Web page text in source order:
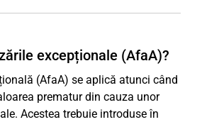
excepționale (AfaA)?
(AfaA) se aplică atunci când
prematur din cauza unor
Acestea trebuie introduse în